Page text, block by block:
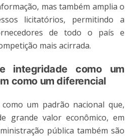
mas também amplia o
licitatórios, permitindo a
de todo o país e
mais acirrada.
integridade como um
como um diferencial
um padrão nacional que,
grande valor econômico, em
pública também são